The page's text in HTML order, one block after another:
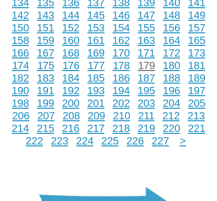
134
135 136 137 138 139 140
141
142
143 144 145 146 147 148
149
150
151 152 153 154 155 156
157
158
159 160 161 162 163 164
165
166
167 168 169 170 171 172
173
174
175 176 177 178 179 180
181
182
183 184 185 186 187 188
189
190
191 192 193 194 195 196
197
198
199 200 201 202 203 204
205
206
207 208 209 210 211 212
213
214
215 216 217 218 219 220
221
222
223 224 225 226 227 >